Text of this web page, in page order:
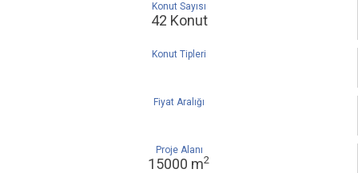
Konut Sayısı
42 Konut
Konut Tipleri
Fiyat Aralığı
Proje Alanı
15000 m2